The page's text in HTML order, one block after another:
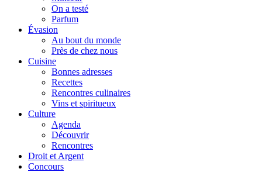
On a testé
Parfum
Évasion
Au bout du monde
Près de chez nous
Cuisine
Bonnes adresses
Recettes
Rencontres culinaires
Vins et spiritueux
Culture
Agenda
Découvrir
Rencontres
Droit et Argent
Concours